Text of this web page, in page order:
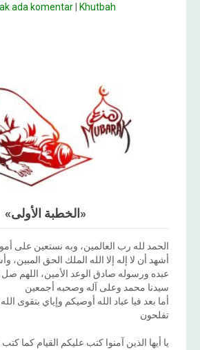
ada komentar Khutbah
«الخطبة الأولى»
الحمد لله رب العالمين، وبه نستعين على أمور
أشهد أن لا إله إلا الله الملك الحق المبين،
عبده ورسوله صادق الوعد الأمين، اللهم
سيدنا محمد وعلى آله وصحبه أجمعين
أما بعد فيا عباد الله أوصيكم وإياي بتقوى
تفلحون
يا أيها الذين آمنوا كتب عليكم القيام كما